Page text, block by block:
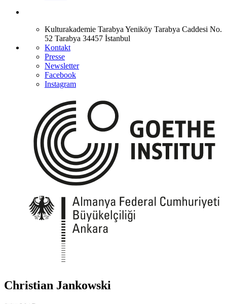
Kulturakademie Tarabya Yeniköy Tarabya Caddesi No.
52 Tarabya 34457 İstanbul
Kontakt
Presse
Newsletter
Facebook
Instagram
Christian Jankowski